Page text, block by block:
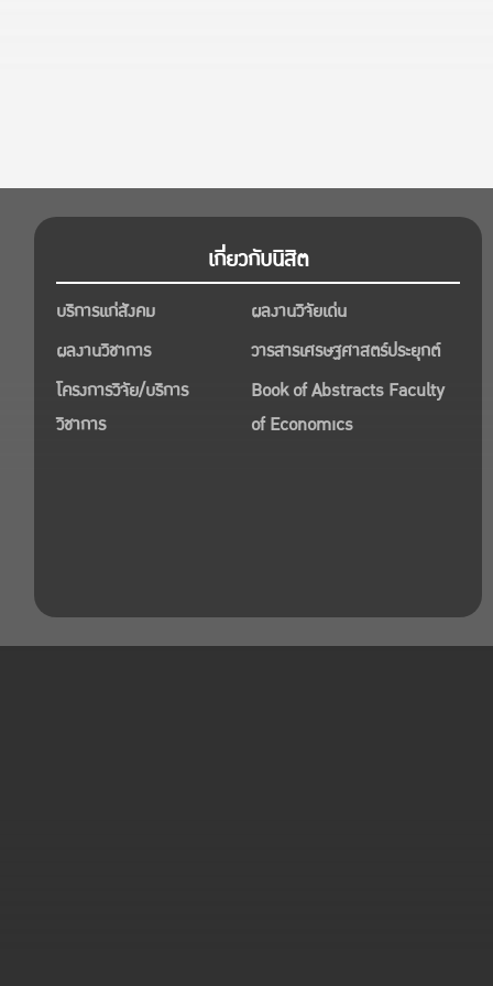
เกี่ยวกับนิสิต
บริการแก่สังคม
ผลงานวิจัยเด่น
ผลงานวิชาการ
วารสารเศรษฐศาสตร์ประยุกต์
โครงการวิจัย/บริการ
วิชาการ
Book of Abstracts Faculty
of Economics